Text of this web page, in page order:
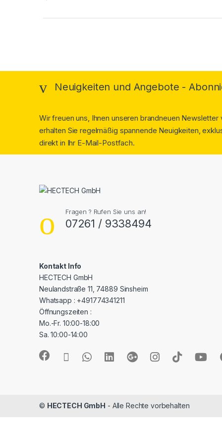
Neuigkeiten und Angebote -
Wir freuen uns, Ihnen unseren brandneuen
erhalten Sie regelmäßig spannende Neuigkeiten,
direkt in Ihr E-Mail-Postfach.
Fragen ? Rufen Sie uns an!
07261 / 9338494
Kontakt Info
HECTECH GmbH
Neulandstraße 11, 74889 Sinsheim
Whatsapp : +491774341211
Öffnungszeiten :
Mo.-Fr. 10:00-18:00
Sa. 10:00-14:00
© HECTECH GmbH - Alle Rechte vorbehalten